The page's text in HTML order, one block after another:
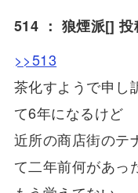
514 ： 狼煙派[] 投
>>513
茶化すようで申し
て6年になるけど
近所の商店街のテ
て二年前何があっ